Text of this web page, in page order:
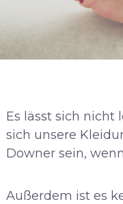
Es lässt sich nicht
sich unsere
Downer sein,
Außerdem ist es